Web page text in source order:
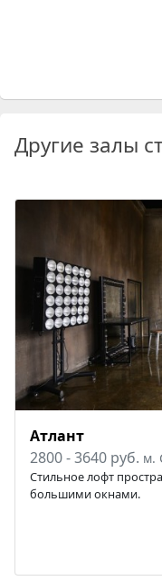
Другие залы
Атлант
2800 - 3640 руб. м.
Стильное лофт
большими окнами.